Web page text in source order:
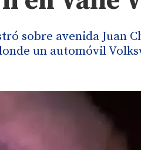
sobre avenida Juan
un automóvil